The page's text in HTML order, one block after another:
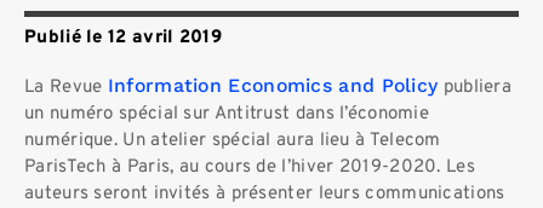
Publié le 12 avril 2019
La Revue Information Economics and Policy publiera
un numéro spécial sur Antitrust dans l’économie
numérique. Un atelier spécial aura lieu à Telecom
ParisTech à Paris, au cours de l’hiver 2019-2020. Les
auteurs seront invités à présenter leurs communications
Publications
Rechercher